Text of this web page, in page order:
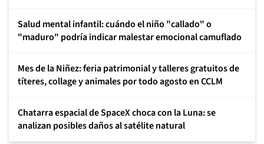
Salud mental infantil: cuándo el niño "callado" o
"maduro" podría indicar malestar emocional camuflado
Mes de la Niñez: feria patrimonial y talleres gratuitos de
títeres, collage y animales por todo agosto en CCLM
Chatarra espacial de SpaceX choca con la Luna: se
analizan posibles daños al satélite natural